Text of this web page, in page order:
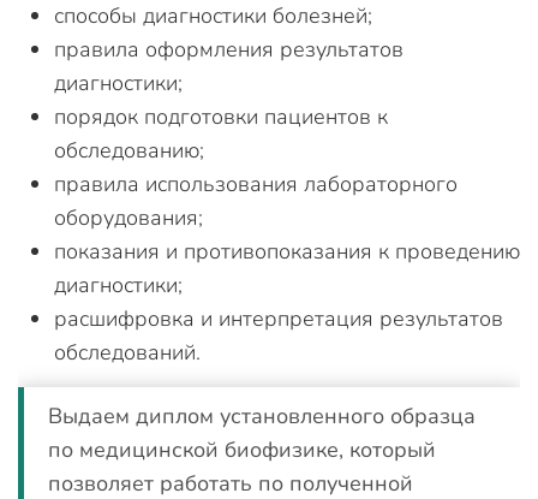
способы диагностики болезней;
правила оформления результатов
диагностики;
порядок подготовки пациентов к
обследованию;
правила использования лабораторного
оборудования;
показания и противопоказания к проведению
диагностики;
расшифровка и интерпретация результатов
обследований.
Выдаем диплом установленного образца
по медицинской биофизике, который
позволяет работать по полученной